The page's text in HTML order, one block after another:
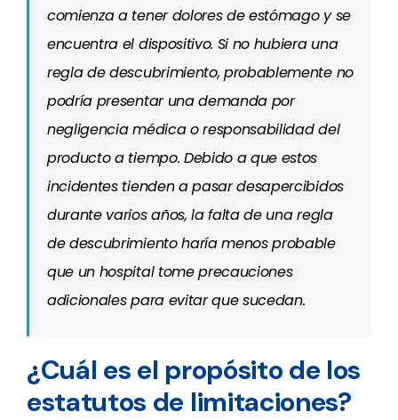
comienza a tener dolores de estómago y se
encuentra el dispositivo. Si no hubiera una
regla de descubrimiento, probablemente no
podría presentar una demanda por
negligencia médica o responsabilidad del
producto a tiempo. Debido a que estos
incidentes tienden a pasar desapercibidos
durante varios años, la falta de una regla
de descubrimiento haría menos probable
que un hospital tome precauciones
adicionales para evitar que sucedan.
¿Cuál es el propósito de los
estatutos de limitaciones?